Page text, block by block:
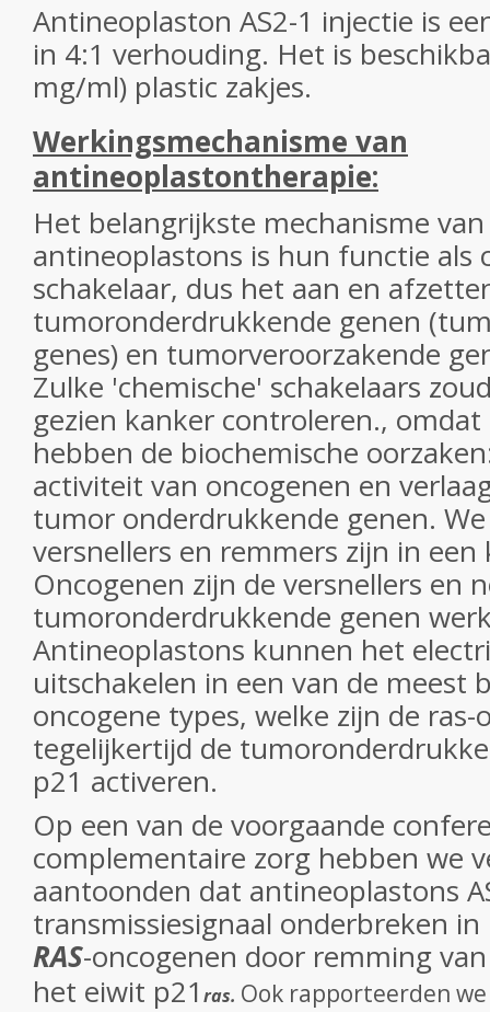
Antineoplaston AS2-1 injectie is
in 4:1 verhouding. Het is
mg/ml) plastic zakjes.
Werkingsmechanisme van
antineoplastontherapie:
Het belangrijkste mechanisme
antineoplastons is hun functie als
schakelaar, dus het aan en
tumoronderdrukkende genen
genes) en tumorveroorzakende
Zulke 'chemische' schakelaars
gezien kanker controleren.,
hebben de biochemische
activiteit van oncogenen en
tumor onderdrukkende genen.
versnellers en remmers zijn in een
Oncogenen zijn de versnellers en
tumoronderdrukkende genen
Antineoplastons kunnen het
uitschakelen in een van de meest
oncogene types, welke zijn de ras-
tegelijkertijd de
p21 activeren.
Op een van de voorgaande
complementaire zorg hebben we
aantoonden dat antineoplastons
transmissiesignaal onderbreken
RAS-oncogenen door remming
het eiwit p21 ras. Ook rapporteerden